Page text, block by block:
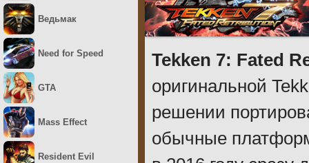
Tekken 7: Fated
оригинальной
решении
обычные
Ведьмак
Need for Speed
GTA
Mass Effect
Resident Evil